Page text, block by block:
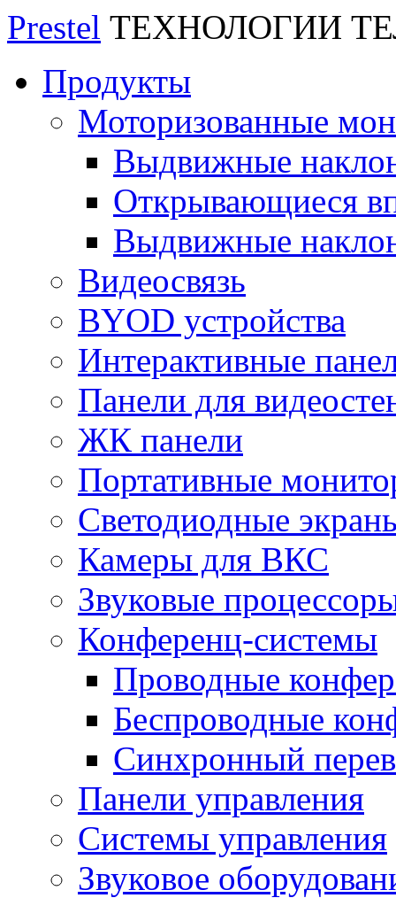
Prestel ТЕХНОЛОГИИ
Продукты
Моторизованные
Выдвижные
Открывающиеся
Выдвижные
Видеосвязь
BYOD устройства
Интерактивные
Панели для
ЖК панели
Портативные
Светодиодные
Камеры для ВКС
Звуковые
Конференц-системы
Проводные
Беспроводные
Синхронный
Панели управления
Системы управления
Звуковое